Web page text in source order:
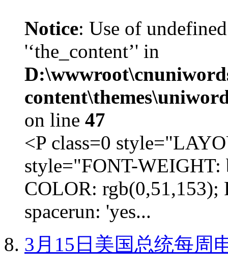
Notice: Use of
'‘the_content’' in
on line 47
<P class=0
style="FONT-
COLOR:
spacerun: 'yes...
3月15日美国总统每周